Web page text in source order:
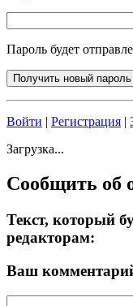
Пароль будет
Войти | Регистрация |
Загрузка...
Сообщить об
Текст, который
редакторам:
Ваш